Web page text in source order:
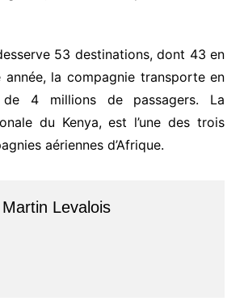
53 destinations, dont 43 en
année, la compagnie transporte en
de 4 millions de passagers. La
du Kenya, est l’une des trois
aériennes d’Afrique.
Martin Levalois